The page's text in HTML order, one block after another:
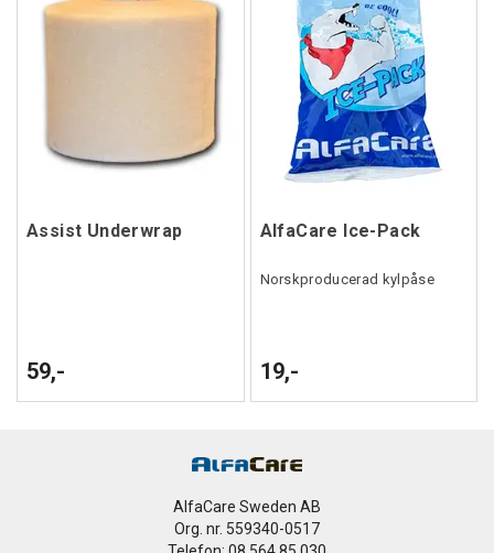
Assist Underwrap
59,-
AlfaCare Ice-Pack
Norskproducerad kylpåse
19,-
AlfaCare Sweden AB
Org. nr. 559340-0517